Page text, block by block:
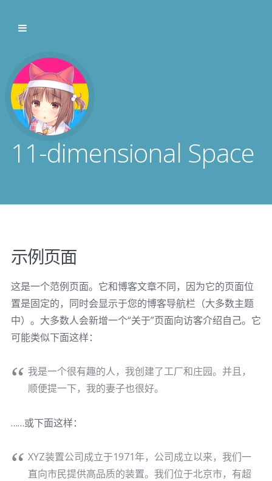
11-dimensional Space
示例页面
这是一个范例页面。它和博客文章不同，因为它的页面位
置是固定的，同时会显示于您的博客导航栏（大多数主题
中）。大多数人会新增一个“关于”页面向访客介绍自己。它
可能类似下面这样：
我是一个很有趣的人，我创建了工厂和庄园。并且，
顺便提一下，我的妻子也很好。
……或下面这样：
XYZ装置公司成立于1971年，公司成立以来，我们一
直向市民提供高品质的装置。我们位于北京市，有超